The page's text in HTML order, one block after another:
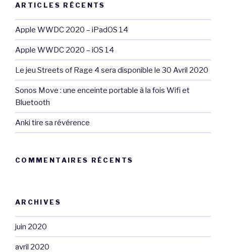
ARTICLES RÉCENTS
Apple WWDC 2020 – iPadOS 14
Apple WWDC 2020 – iOS 14
Le jeu Streets of Rage 4 sera disponible le 30 Avril 2020
Sonos Move : une enceinte portable à la fois Wifi et
Bluetooth
Anki tire sa révérence
COMMENTAIRES RÉCENTS
ARCHIVES
juin 2020
avril 2020